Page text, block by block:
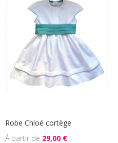
Robe Chloé cortège
29,00 €